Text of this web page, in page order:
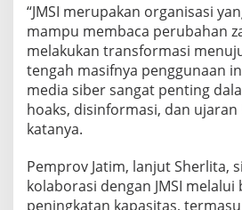
“JMSI merupakan organisasi
mampu membaca perubahan
melakukan transformasi
tengah masifnya penggunaan
media siber sangat penting
hoaks, disinformasi, dan ujaran
katanya.
Pemprov Jatim, lanjut Sherlita,
kolaborasi dengan JMSI
peningkatan kapasitas,